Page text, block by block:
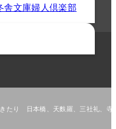
舎文庫婦人倶楽部
たり 日本橋、天麩羅、三社礼、